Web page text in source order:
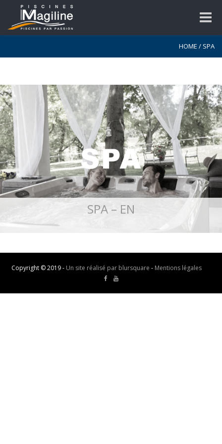
Toggle
HOME / SPA
SPA – EN
Copyright © 2019 - Un site réalisé par blursquare - Mentions légales